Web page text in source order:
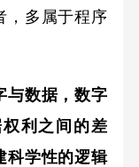
，多属于程序
数据，数字
利之间的差
科学性的逻辑